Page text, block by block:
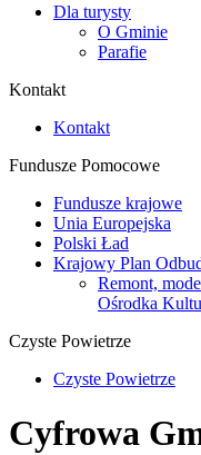
Dla turysty
O Gminie
Parafie
Kontakt
Kontakt
Fundusze Pomocowe
Fundusze krajowe
Unia Europejska
Polski Ład
Krajowy Plan
Remont,
Ośrodka
Czyste Powietrze
Czyste Powietrze
Cyfrowa